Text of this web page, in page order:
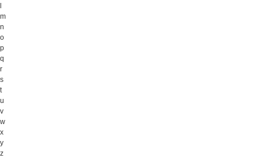
m
n
o
p
q
r
s
t
u
v
w
x
y
z